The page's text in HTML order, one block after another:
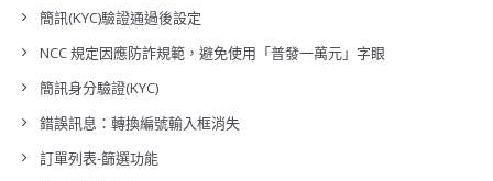
簡訊(KYC)驗證通過後設定
NCC 規定因應防詐規範，避免使用「普發一萬元」字眼
簡訊身分驗證(KYC)
錯誤訊息：轉換編號輸入框消失
訂單列表-篩選功能